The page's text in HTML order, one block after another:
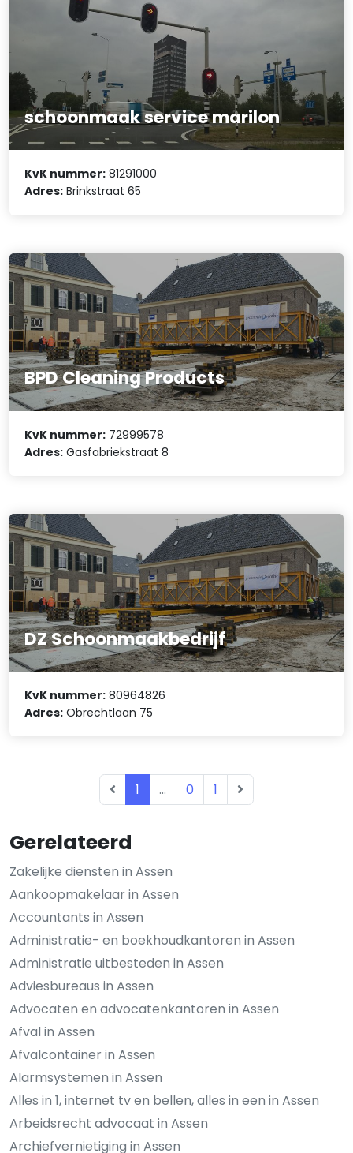
Gerelateerd
Zakelijke diensten in Assen
Aankoopmakelaar in Assen
Accountants in Assen
Administratie- en boekhoudkantoren in Assen
Administratie uitbesteden in Assen
Adviesbureaus in Assen
Advocaten en advocatenkantoren in Assen
Afval in Assen
Afvalcontainer in Assen
Alarmsystemen in Assen
Alles in 1, internet tv en bellen, alles in een in Assen
Arbeidsrecht advocaat in Assen
Archiefvernietiging in Assen
schoonmaak service marilon
KvK nummer: 81291000
Adres: Brinkstraat 65
BPD Cleaning Products
KvK nummer: 72999578
Adres: Gasfabriekstraat 8
DZ Schoonmaakbedrijf
KvK nummer: 80964826
Adres: Obrechtlaan 75
1 ... 0 1